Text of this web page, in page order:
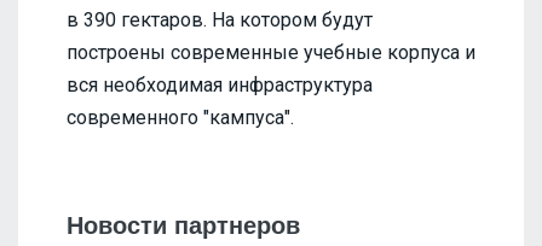
в 390 гектаров. На котором будут
построены современные учебные корпуса и
вся необходимая инфраструктура
современного "кампуса".
Новости партнеров